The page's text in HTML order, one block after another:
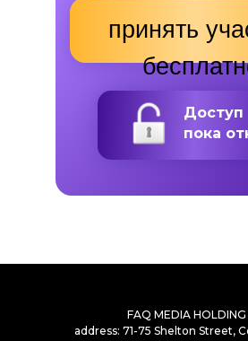
Доступ
пока
принять
FAQ MEDIA HOLDING
address: 71-75 Shelton Street,